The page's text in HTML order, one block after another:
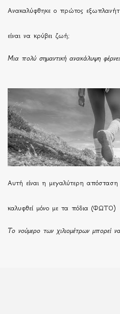
Ανακαλύφθηκε ο πρώτος
είναι να κρύβει ζωή;
Μια πολύ σημαντική ανακάλυψη
Αυτή είναι η μεγαλύτερη
καλυφθεί μόνο με τα πόδια (ΦΩΤΟ)
Το νούμερο των χιλιομέτρων μπορεί